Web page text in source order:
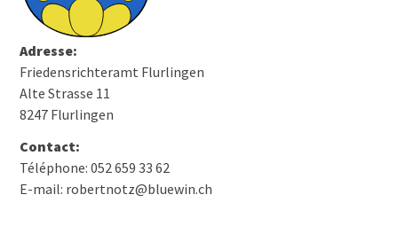
Adresse:
Friedensrichteramt Flurlingen
Alte Strasse 11
8247 Flurlingen
Contact:
Téléphone: 052 659 33 62
E-mail: robertnotz@bluewin.ch